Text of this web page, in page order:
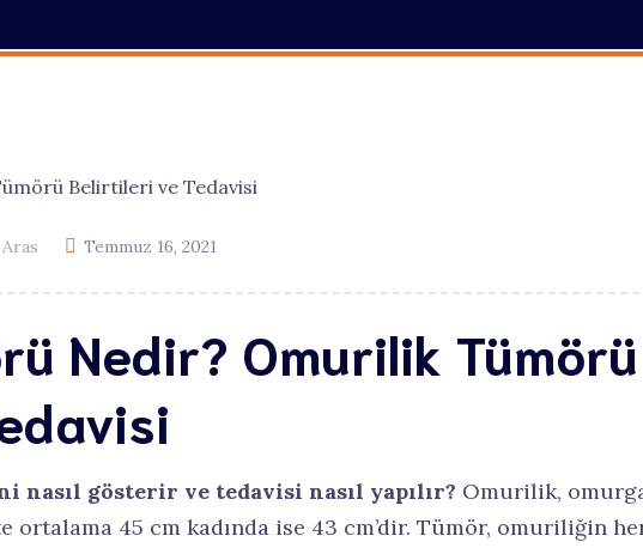
Temmuz 16, 2021
Nedir? Omurilik Tümörü
gösterir ve tedavisi nasıl yapılır? Omurilik,
ortalama 45 cm kadında ise 43 cm’dir. Tümör, omuriliğin